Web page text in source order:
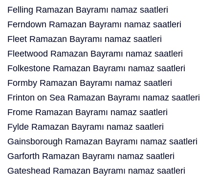
Felling Ramazan Bayramı namaz saatleri
Ferndown Ramazan Bayramı namaz saatleri
Fleet Ramazan Bayramı namaz saatleri
Fleetwood Ramazan Bayramı namaz saatleri
Folkestone Ramazan Bayramı namaz saatleri
Formby Ramazan Bayramı namaz saatleri
Frinton on Sea Ramazan Bayramı namaz saatleri
Frome Ramazan Bayramı namaz saatleri
Fylde Ramazan Bayramı namaz saatleri
Gainsborough Ramazan Bayramı namaz saatleri
Garforth Ramazan Bayramı namaz saatleri
Gateshead Ramazan Bayramı namaz saatleri